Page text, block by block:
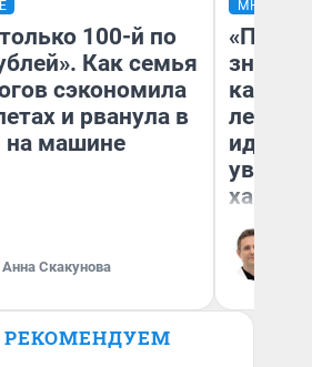
100-й по
Как семья
сэкономила
и рванула в
машине
Анна Скакунова
МНЕНИЕ
идею
РЕКОМЕНДУЕМ